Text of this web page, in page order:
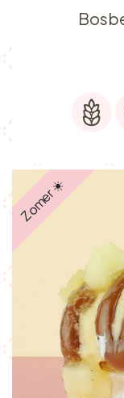
Zomer ☀️